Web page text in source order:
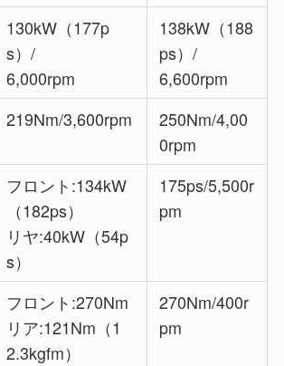
130kW（177p
s）/
6,000rpm
138kW（188
ps）/
6,600rpm
219Nm/3,600rpm
250Nm/4,00
0rpm
フロント:134kW
（182ps）
リヤ:40kW（54p
s）
175ps/5,500r
pm
フロント:270Nm
リア:121Nm（1
2.3kgfm）
270Nm/400r
pm